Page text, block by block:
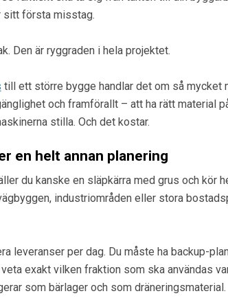
sitt första misstag.
Den är ryggraden i hela projektet.
till ett större bygge handlar det om så mycket
och framförallt – att ha rätt material
stilla. Och det kostar.
en helt annan planering
du kanske en släpkärra med grus och kör
industriområden eller stora
leveranser per dag. Du måste ha backup-
exakt vilken fraktion som ska användas
som bärlager och som dräneringsmaterial.